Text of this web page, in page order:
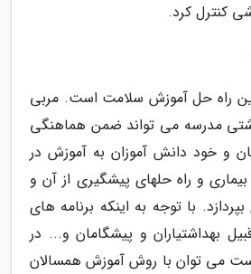
کنترل کرد.
راه حل آموزش سلامت است. مربی
مدرسه می تواند ضمن هماهنگی
و خود دانش آموزان به آموزش در
و راه حلهای پیشگیری از آن و
با توجه به اینکه برنامه های
بهداشتیاران و پیشگامان و... در
می توان با روش آموزش همسالان